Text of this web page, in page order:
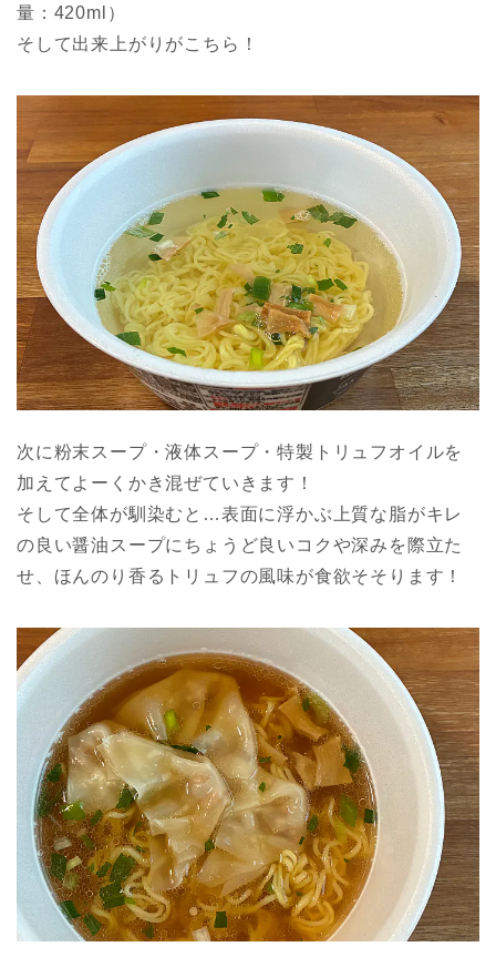
量：420ml）
そして出来上がりがこちら！
次に粉末スープ・液体スープ・特製トリュフオイルを
加えてよーくかき混ぜていきます！
そして全体が馴染むと…表面に浮かぶ上質な脂がキレ
の良い醤油スープにちょうど良いコクや深みを際立た
せ、ほんのり香るトリュフの風味が食欲そそります！